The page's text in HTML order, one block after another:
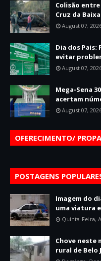
Colisão
Cruz da
August 07,
Dia dos Pais:
evitar
August 07,
Mega-Sena
acertam
August 07,
OFERECIMENTO/
POSTAGENS
Imagem do
uma viatura
Quinta-Feira,
Chove neste
rural de Belo